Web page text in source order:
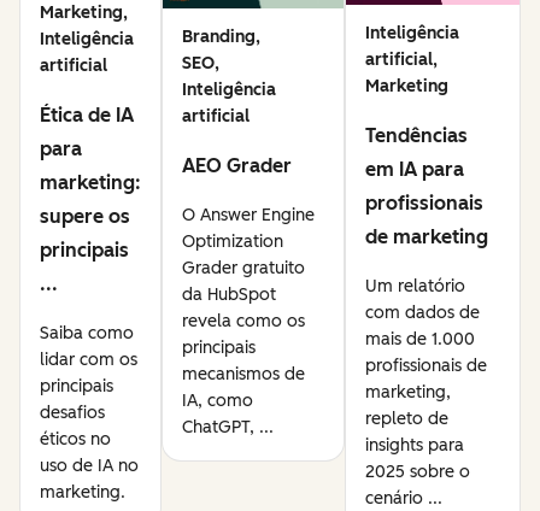
Marketing,
Inteligência
artificial
Ética de IA
para
marketing:
supere os
principais
...
Saiba como
lidar com os
principais
desafios
éticos no
uso de IA no
marketing.
Branding,
SEO,
Inteligência
artificial
AEO Grader
O Answer Engine
Optimization
Grader gratuito
da HubSpot
revela como os
principais
mecanismos de
IA, como
ChatGPT, ...
Inteligência
artificial,
Marketing
Tendências
em IA para
profissionais
de marketing
Um relatório
com dados de
mais de 1.000
profissionais de
marketing,
repleto de
insights para
2025 sobre o
cenário ...